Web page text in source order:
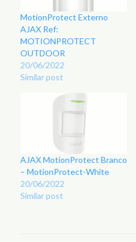
MotionProtect Externo
AJAX Ref:
MOTIONPROTECT
OUTDOOR
20/06/2022
Similar post
AJAX MotionProtect Branco
– MotionProtect-White
20/06/2022
Similar post